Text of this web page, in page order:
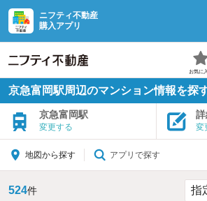
ニフティ不動産
購入アプリ
お気に
京急富岡駅周辺のマンション情報を探
京急富岡駅
変更する 変
地図から探す アプリで探す
524件